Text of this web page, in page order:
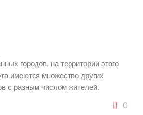
городов, на территории этого
имеются множество других
с разным числом жителей.
0